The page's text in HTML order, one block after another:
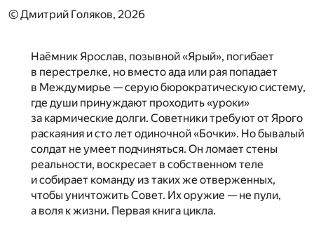
© Дмитрий Голяков, 2026
Наёмник Ярослав, позывной «Ярый», погибает
в перестрелке, но вместо ада или рая попадает
в Междумирье — серую бюрократическую систему,
где души принуждают проходить «уроки»
за кармические долги. Советники требуют от Ярого
раскаяния и сто лет одиночной «Бочки». Но бывалый
солдат не умеет подчиняться. Он ломает стены
реальности, воскресает в собственном теле
и собирает команду из таких же отверженных,
чтобы уничтожить Совет. Их оружие — не пули,
а воля к жизни. Первая книга цикла.